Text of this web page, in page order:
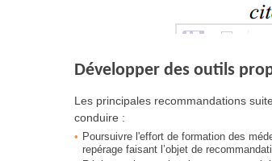
Développer des outils
Les principales recommandations
conduire :
Poursuivre l'effort de formation des
repérage faisant l’objet de